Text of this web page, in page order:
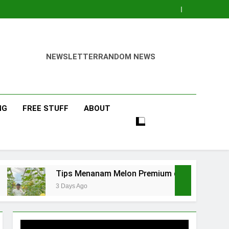
NEWSLETTERRANDOM NEWS
FREE STUFF ABOUT
Tips Menanam Melon Premium di Polibag Skala Rumahan
3 Days Ago